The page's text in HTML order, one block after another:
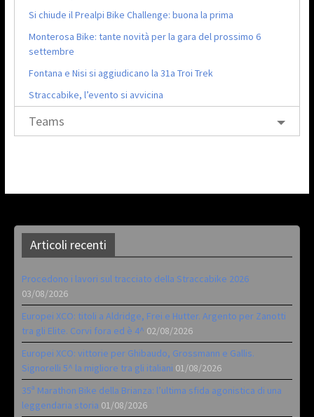
Si chiude il Prealpi Bike Challenge: buona la prima
Monterosa Bike: tante novità per la gara del prossimo 6
settembre
Fontana e Nisi si aggiudicano la 31a Troi Trek
Straccabike, l’evento si avvicina
Teams
Articoli recenti
Procedono i lavori sul tracciato della Straccabike 2026
03/08/2026
Europei XCO: titoli a Aldridge, Frei e Hutter. Argento per Zanotti
tra gli Elite. Corvi fora ed è 4^ 02/08/2026
Europei XCO: vittorie per Ghibaudo, Grossmann e Gallis.
Signorelli 5^ la migliore tra gli italiani 01/08/2026
35ª Marathon Bike della Brianza: l’ultima sfida agonistica di una
leggendaria storia 01/08/2026